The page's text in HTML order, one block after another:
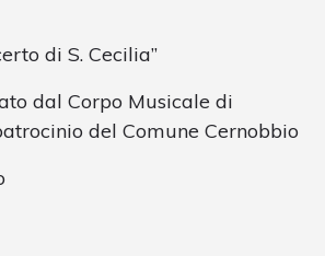
di S. Cecilia”
dal Corpo Musicale di
del Comune Cernobbio